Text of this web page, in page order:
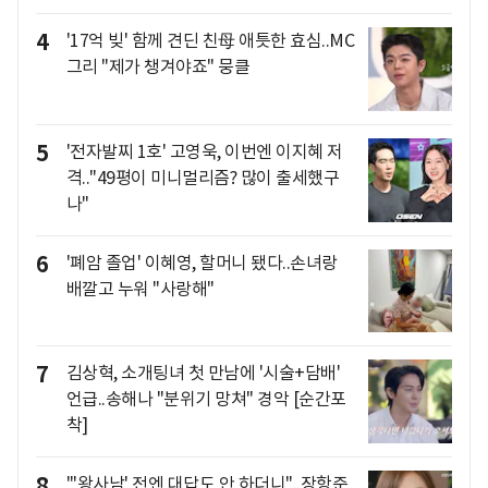
4
'17억 빚' 함께 견딘 친母 애틋한 효심..MC
그리 "제가 챙겨야죠" 뭉클
5
'전자발찌 1호' 고영욱, 이번엔 이지혜 저
격.."49평이 미니멀리즘? 많이 출세했구
나"
6
'폐암 졸업' 이혜영, 할머니 됐다..손녀랑
배깔고 누워 "사랑해"
7
김상혁, 소개팅녀 첫 만남에 '시술+담배'
언급..송해나 "분위기 망쳐" 경악 [순간포
착]
"'왕사남' 전엔 대답도 안 하더니"..장항준,